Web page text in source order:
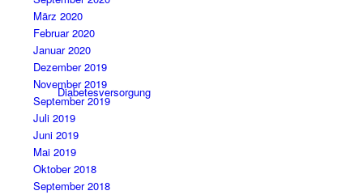
Diabetesversorgung
März 2020
Februar 2020
Januar 2020
Dezember 2019
November 2019
September 2019
Juli 2019
Juni 2019
Mai 2019
Oktober 2018
September 2018